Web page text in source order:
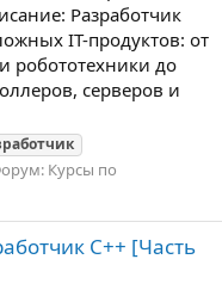
Разработчик
IT-продуктов: от
робототехники до
серверов и
Курсы по
C++ [Часть